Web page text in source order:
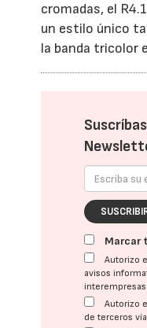
cromadas, el
un estilo único
la banda tricolor
Marcar
Autorizo
avisos
Autorizo
de terceros